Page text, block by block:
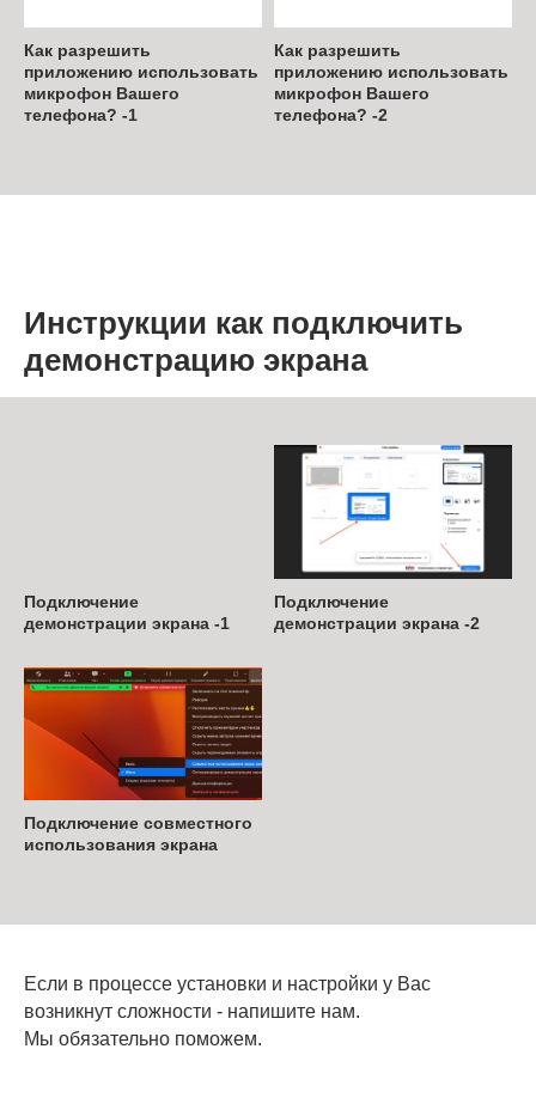
Как разрешить
приложению использовать
микрофон Вашего
телефона? -1
Как разрешить
приложению использовать
микрофон Вашего
телефона? -2
Инструкции как подключить
демонстрацию экрана
Подключение
демонстрации экрана -1
Подключение
демонстрации экрана -2
Подключение совместного
использования экрана
Если в процессе установки и настройки у Вас
возникнут сложности - напишите нам.
Мы обязательно поможем.